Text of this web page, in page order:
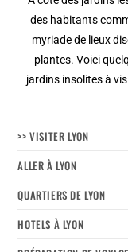
des habitants
myriade de lieux
plantes. Voici
jardins insolites à
>> VISITER LYON
ALLER À LYON
QUARTIERS DE LYON
HOTELS À LYON